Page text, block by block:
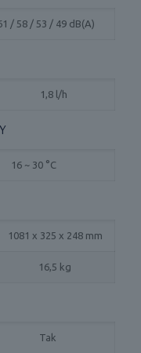
/ 58 / 53 / 49 dB(A)
1,8 l/h
16 ~ 30 °C
1081 x 325 x 248 mm
16,5 kg
Tak